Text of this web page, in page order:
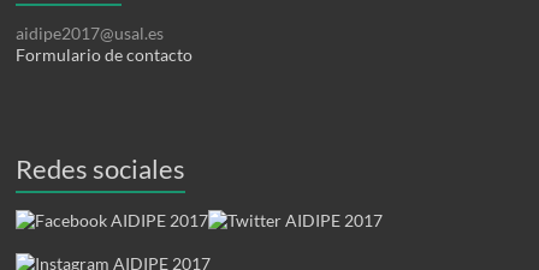
aidipe2017@usal.es
Formulario de contacto
Redes sociales